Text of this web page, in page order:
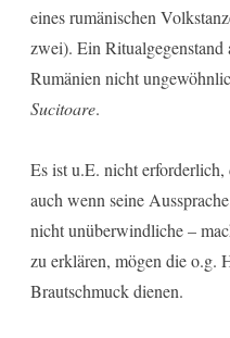
eines rumänischen
zwei). Ein Ritualgegenstand
Rumänien nicht
Sucitoare.
Es ist u.E. nicht erforderlich,
auch wenn seine
nicht unüberwindliche –
zu erklären, mögen die o.g.
Brautschmuck dienen.